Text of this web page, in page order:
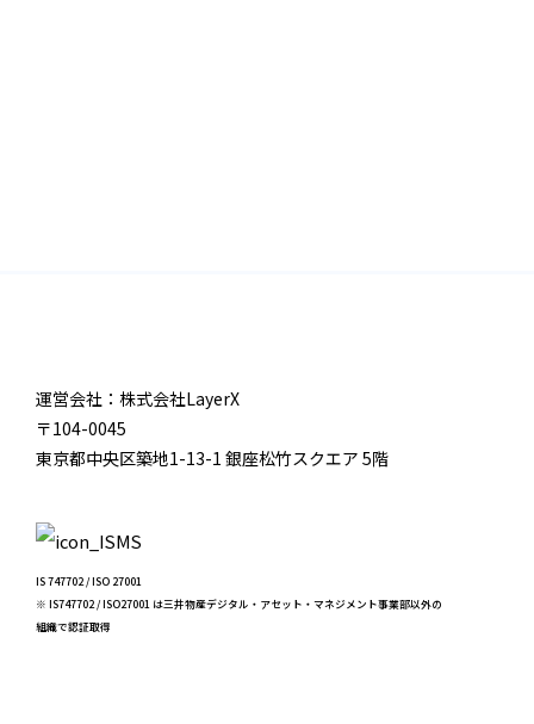
運営会社：株式会社LayerX
〒104-0045
東京都中央区築地1-13-1 銀座松竹スクエア 5階
IS 747702 / ISO 27001
※ IS747702 / ISO27001 は三井物産デジタル・アセット・マネジメント事業部以外の
組織で認証取得